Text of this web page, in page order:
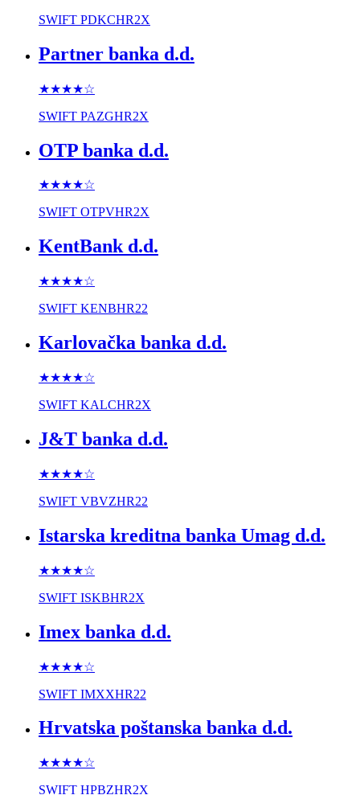
SWIFT PDKCHR2X
Partner banka d.d.
★★★★☆
SWIFT PAZGHR2X
OTP banka d.d.
★★★★☆
SWIFT OTPVHR2X
KentBank d.d.
★★★★☆
SWIFT KENBHR22
Karlovačka banka d.d.
★★★★☆
SWIFT KALCHR2X
J&T banka d.d.
★★★★☆
SWIFT VBVZHR22
Istarska kreditna banka Umag d.d.
★★★★☆
SWIFT ISKBHR2X
Imex banka d.d.
★★★★☆
SWIFT IMXXHR22
Hrvatska poštanska banka d.d.
★★★★☆
SWIFT HPBZHR2X